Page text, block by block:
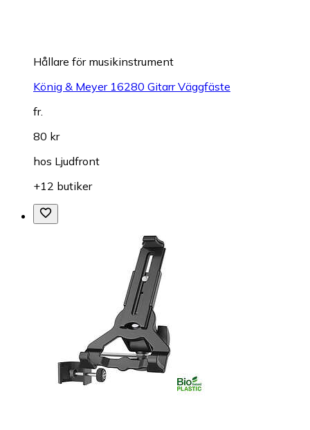
Hållare för musikinstrument
König & Meyer 16280 Gitarr Väggfäste
fr.
80 kr
hos Ljudfront
+12 butiker